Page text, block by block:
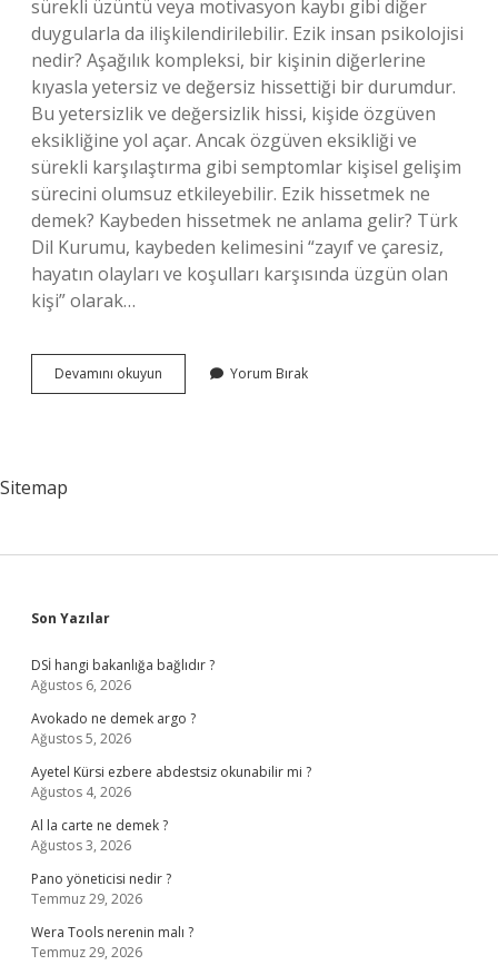
sürekli üzüntü veya motivasyon kaybı gibi diğer
duygularla da ilişkilendirilebilir. Ezik insan psikolojisi
nedir? Aşağılık kompleksi, bir kişinin diğerlerine
kıyasla yetersiz ve değersiz hissettiği bir durumdur.
Bu yetersizlik ve değersizlik hissi, kişide özgüven
eksikliğine yol açar. Ancak özgüven eksikliği ve
sürekli karşılaştırma gibi semptomlar kişisel gelişim
sürecini olumsuz etkileyebilir. Ezik hissetmek ne
demek? Kaybeden hissetmek ne anlama gelir? Türk
Dil Kurumu, kaybeden kelimesini “zayıf ve çaresiz,
hayatın olayları ve koşulları karşısında üzgün olan
kişi” olarak…
Devamını okuyun
Neden
Yorum Bırak
Sitemap
Sidebar
Son Yazılar
DSİ hangi bakanlığa bağlıdır ?
Ağustos 6, 2026
Avokado ne demek argo ?
Ağustos 5, 2026
Ayetel Kürsi ezbere abdestsiz okunabilir mi ?
Ağustos 4, 2026
Al la carte ne demek ?
Ağustos 3, 2026
Pano yöneticisi nedir ?
Temmuz 29, 2026
Wera Tools nerenin malı ?
Temmuz 29, 2026